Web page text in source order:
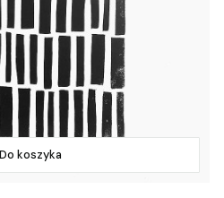
Do koszyka